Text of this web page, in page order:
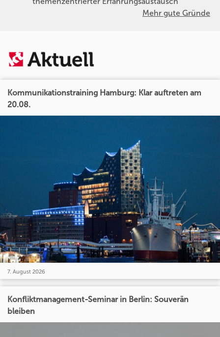
Mehr gute Gründe
Kommunikationstraining Hamburg: Klar auftreten am
20.08.
7. August 2026
Konfliktmanagement-Seminar in Berlin: Souverän
bleiben